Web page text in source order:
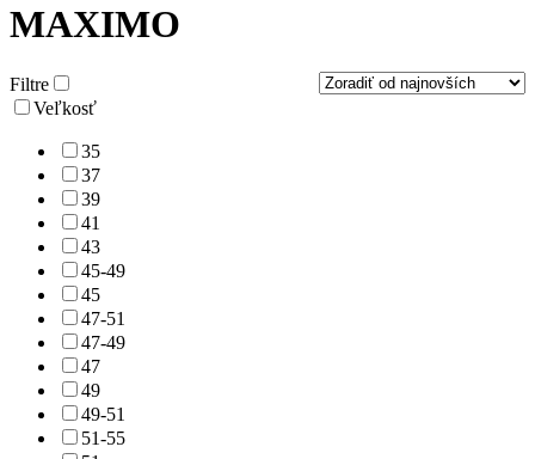
MAXIMO
Filtre
Veľkosť
35
37
39
41
43
45-49
45
47-51
47-49
47
49
49-51
51-55